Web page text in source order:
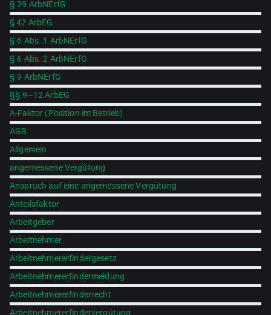
§ 29 ArbNErfG
§ 42 ArbEG
§ 6 Abs. 1 ArbNErfG
§ 6 Abs. 2 ArbNErfG
§ 9 ArbNErfG
§§ 9–12 ArbEG
A-Faktor (Position im Betrieb)
AGB
Allgemein
angemessene Vergütung
Anspruch auf eine angemessene Vergütung
Anteilsfaktor
Arbeitgeber
Arbeitnehmer
Arbeitnehmererfindergesetz
Arbeitnehmererfindermeldung
Arbeitnehmererfinderrecht
Arbeitnehmererfindervergütung